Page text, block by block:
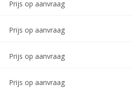
Prijs op aanvraag
Prijs op aanvraag
Prijs op aanvraag
Prijs op aanvraag